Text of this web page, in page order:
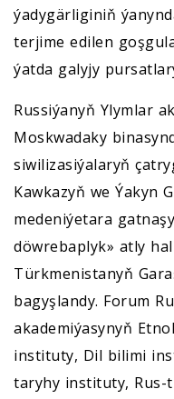
ýadygärliginiň
terjime edilen
ýatda galyjy
Russiýanyň Ylymlar
Moskwadaky
siwilizasiýalaryň
Kawkazyň we Ýakyn
medeniýetara
döwrebaplyk» atly
Türkmenistanyň
bagyşlandy. Forum
akademiýasynyň
instituty, Dil bilimi
taryhy instituty, Rus-